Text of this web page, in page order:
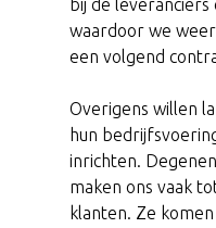
bij de
waardoor we
een volgend
Overigens willen
hun
inrichten.
maken ons vaak
klanten. Ze